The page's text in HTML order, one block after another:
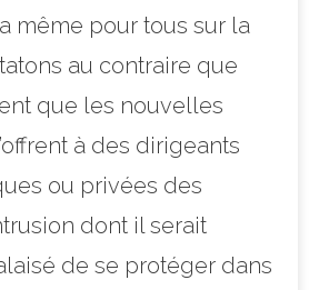
même pour tous sur la
au contraire que
que les nouvelles
à des dirigeants
ou privées des
dont il serait
de se protéger dans